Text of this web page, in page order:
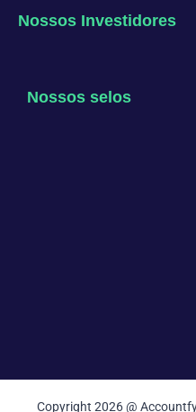
Nossos Investidores
Nossos selos
Copyright 2026 @